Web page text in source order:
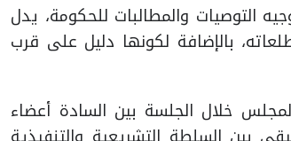
التوصيات والمطالبات للحكومة، يدل
بالإضافة لكونها دليل على قرب
خلال الجلسة بين السادة أعضاء